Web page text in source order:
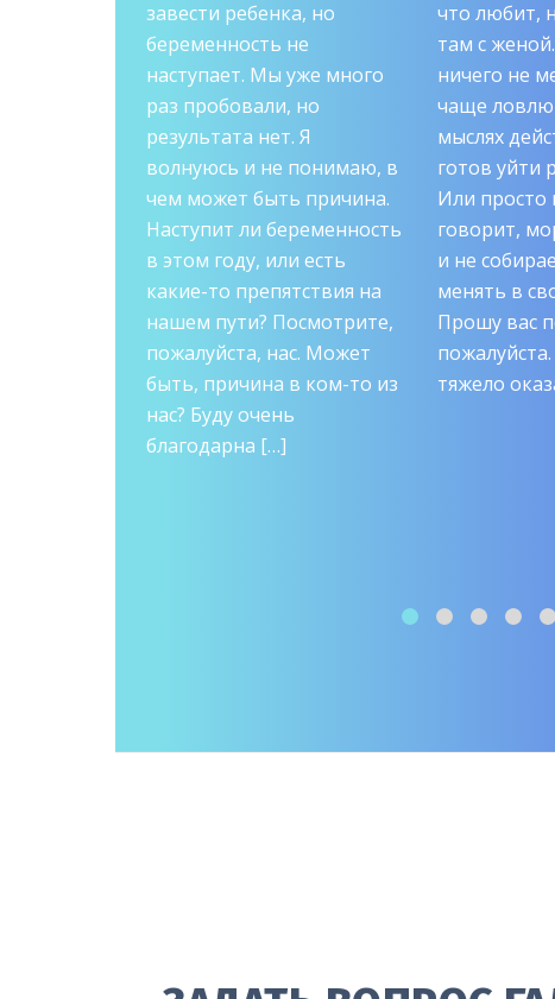
завести ребенка, но
беременность не
наступает. Мы уже много
раз пробовали, но
результата нет. Я
волнуюсь и не понимаю, в
чем может быть причина.
Наступит ли беременность
в этом году, или есть
какие-то препятствия на
нашем пути? Посмотрите,
пожалуйста, нас. Может
быть, причина в ком-то из
нас? Буду очень
благодарна […]
что любит,
там с
ничего не
чаще ловлю
мыслях
готов уйти
Или просто
говорит,
и не
менять в
Прошу вас
тяжело